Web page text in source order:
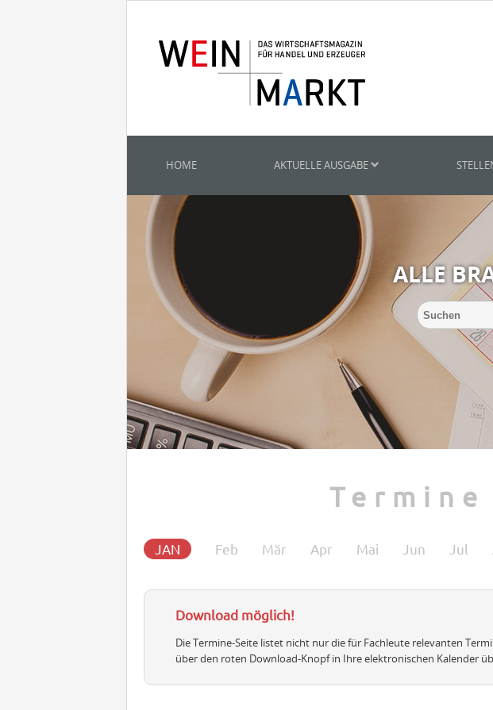
HOME AKTUELLE AUSGABE
ALLE
JAN Feb Mär Apr Mai Jun Jul
Download möglich!
Die Termine-Seite listet nicht nur die für Fachleute relevanten
über den roten Download-Knopf in Ihre elektronischen Kalender